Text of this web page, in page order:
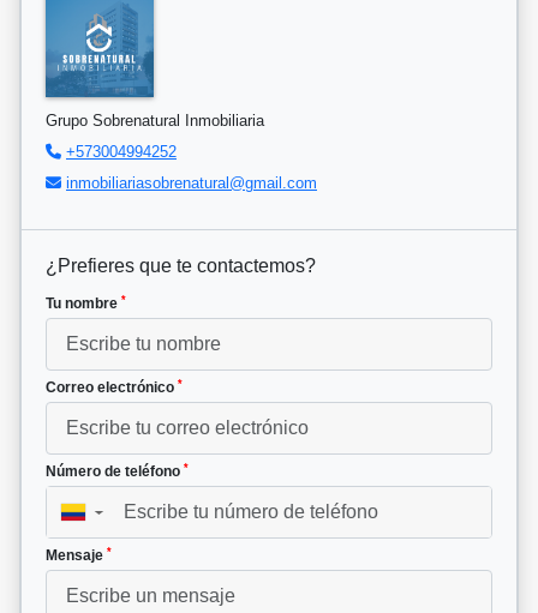
Grupo Sobrenatural Inmobiliaria
+573004994252
inmobiliariasobrenatural@gmail.com
¿Prefieres que te contactemos?
Tu nombre *
Correo electrónico *
Número de teléfono *
▼
Mensaje *